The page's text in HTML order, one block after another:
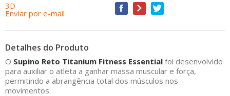
3D
Enviar por e-mail
Detalhes do Produto
O Supino Reto Titanium Fitness Essential foi desenvolvido
para auxiliar o atleta a ganhar massa muscular e força,
permitindo a abrangência total dos músculos nos
movimentos.